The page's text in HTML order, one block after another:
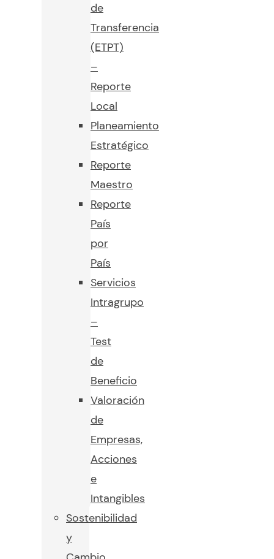
de
Transferencia
(ETPT)
–
Reporte
Local
Planeamiento
Estratégico
Reporte
Maestro
Reporte
País
por
País
Servicios
Intragrupo
–
Test
de
Beneficio
Valoración
de
Empresas,
Acciones
e
Intangibles
Sostenibilidad
y